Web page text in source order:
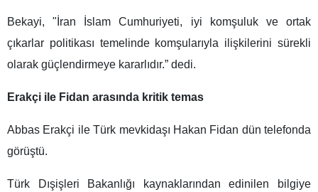
Bekayi, "İran İslam Cumhuriyeti, iyi komşuluk ve ortak
çıkarlar politikası temelinde komşularıyla ilişkilerini sürekli
olarak güçlendirmeye kararlıdır.” dedi.
Erakçi ile Fidan arasında kritik temas
Abbas Erakçi ile Türk mevkidaşı Hakan Fidan dün telefonda
görüştü.
Türk Dışişleri Bakanlığı kaynaklarından edinilen bilgiye